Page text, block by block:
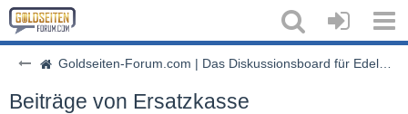
Goldseiten-Forum.com | Das Diskussionsboard für Edelmetalle & Rohstoffe
Beiträge von Ersatzkasse